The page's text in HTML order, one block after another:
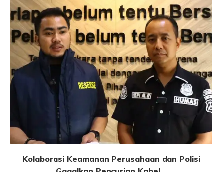
Kolaborasi Keamanan Perusahaan dan Polisi